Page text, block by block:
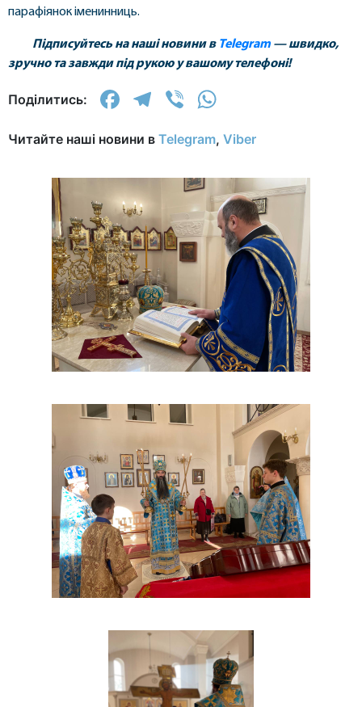
парафіянок іменинниць.
Підписуйтесь на наші новини в Telegram — швидко,
зручно та завжди під рукою у вашому телефоні!
Поділитись: Facebook
Telegram
Viber
Читайте наші новини в Telegram, Viber